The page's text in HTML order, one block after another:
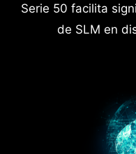
Serie 50 facilita
de SLM en